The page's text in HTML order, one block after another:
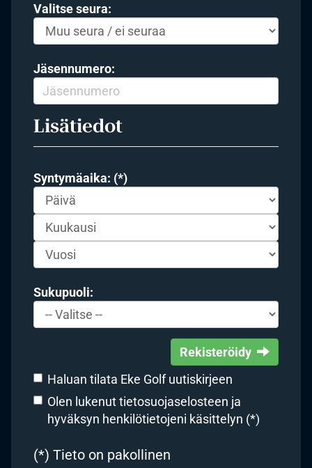
Valitse seura:
Jäsennumero:
Lisätiedot
Syntymäaika: (*)
Sukupuoli:
Rekisteröidy
Haluan tilata Eke Golf uutiskirjeen
Olen lukenuttietosuojaselosteen ja
hyväksyn henkilötietojeni käsittelyn (*)
(*) Tieto on pakollinen